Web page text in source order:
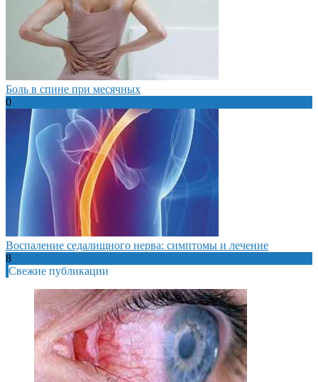
Боль в спине при месячных
0
Воспаление седалищного нерва: симптомы и лечение
8
Свежие публикации